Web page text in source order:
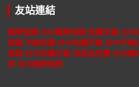
友站連結
機車借錢 台中機車借錢 收購手錶 台中
借錢 手錶收購 台中收購手錶 台中手錶
借錢 台中收購手錶 流當品拍賣 台中機
車 台中機車借款